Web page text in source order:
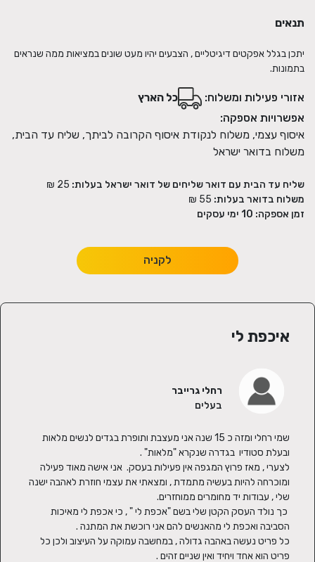
תנאים
יתכן בגלל אפקטים דיגיטליים , הצבעים יהיו מעט שונים במציאות ממה שנראים
בתמונות.
אזורי פעילות ומשלוח:
כל הארץ
אפשרויות אספקה:
איסוף עצמי, משלוח לנקודת איסוף הקרובה לביתך, שליח עד הבית,
משלוח בדואר ישראל
שליח עד הבית עם דואר שליחים של דואר ישראל בעלות:
משלוח בדואר בעלות:
זמן אספקה: 10 ימי עסקים
לקניה
איכפת לי
רחלי גרייבר
בעלים